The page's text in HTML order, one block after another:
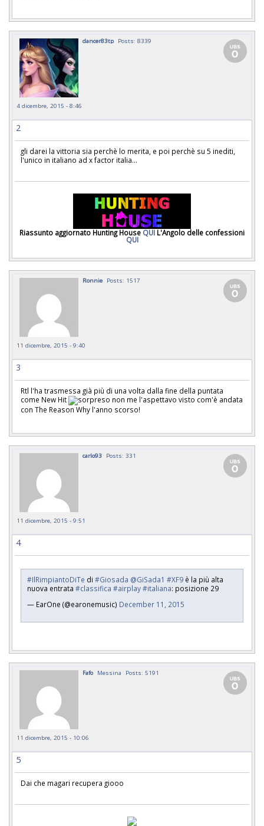
dancer83tp Posts: 8339
4 dicembre, 2015 - 8:46
2
gli darei la vittoria sia perchè lo merita, e poi perchè su 5 inediti,
l'unico in italiano ad x factor italia...
Riassunto aggiornato Hunting House QUI L'Angolo delle confessioni
QUI
Ronnie Posts: 1517
11 dicembre, 2015 - 9:40
3
Rtl l'ha trasmessa già più di una volta dalla fine della puntata
come New Hit
non me l'aspettavo visto com'è andata
con The Reason Why l'anno scorso!
carlo93 Posts: 331
11 dicembre, 2015 - 9:51
4
#IlRimpiantoDiTe di #Giosada @GiSada1 #XF9 è la più alta
nuova entrata #classifica #airplay#italiana: posizione 29
— EarOne (@earonemusic) December 11, 2015
Fafo Messina Posts: 5191
11 dicembre, 2015 - 10:06
5
Dai che magari recupera giooo